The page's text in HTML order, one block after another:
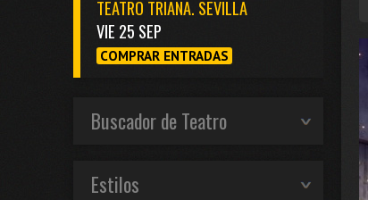
TEATRO TRIANA. SEVILLA
VIE 25 SEP
COMPRAR ENTRADAS
Buscador de Teatro
Estilos